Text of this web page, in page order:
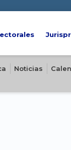
Noticias